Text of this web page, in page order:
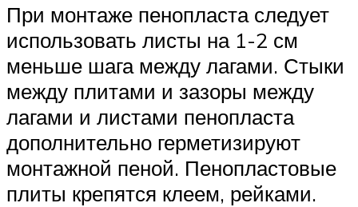
При монтаже пенопласта следует
использовать листы на 1-2 см
меньше шага между лагами. Стыки
между плитами и зазоры между
лагами и листами пенопласта
дополнительно герметизируют
монтажной пеной. Пенопластовые
плиты крепятся клеем, рейками.